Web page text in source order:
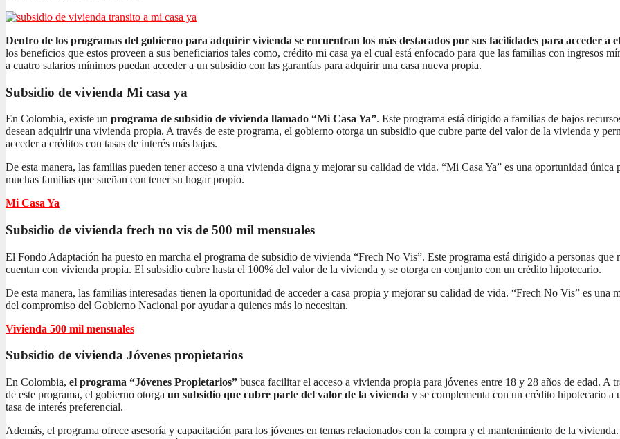
Dentro de los programas del gobierno para adquirir vivienda se encuentran los más destacados por sus facilidades para acceder a
los beneficios que estos proveen a sus beneficiarios tales como, crédito mi casa ya el cual está enfocado para que las familias con ingresos
a cuatro salarios mínimos puedan acceder a un subsidio con las garantías para adquirir una casa nueva propia.
Subsidio de vivienda Mi casa ya
En Colombia, existe un programa de subsidio de vivienda llamado “Mi Casa Ya”. Este programa está dirigido a familias de bajos
desean adquirir una vivienda propia. A través de este programa, el gobierno otorga un subsidio que cubre parte del valor de la vivienda y
acceder a créditos con tasas de interés más bajas.
De esta manera, las familias pueden tener acceso a una vivienda digna y mejorar su calidad de vida. “Mi Casa Ya” es una oportunidad única
muchas familias que sueñan con tener su hogar propio.
Mi Casa Ya
Subsidio de vivienda frech no vis de 500 mil mensuales
El Fondo Adaptación ha puesto en marcha el programa de subsidio de vivienda “Frech No Vis”. Este programa está dirigido a personas que
cuentan con vivienda propia. El subsidio cubre hasta el 100% del valor de la vivienda y se otorga en conjunto con un crédito hipotecario.
De esta manera, las familias interesadas tienen la oportunidad de acceder a casa propia y mejorar su calidad de vida. “Frech No Vis” es una
del compromiso del Gobierno Nacional por ayudar a quienes más lo necesitan.
Vivienda 500 mil mensuales
Subsidio de vivienda Jóvenes propietarios
En Colombia, el programa “Jóvenes Propietarios” busca facilitar el acceso a vivienda propia para jóvenes entre 18 y 28 años de edad. A
de este programa, el gobierno otorga un subsidio que cubre parte del valor de la vivienda y se complementa con un crédito hipotecario a
tasa de interés preferencial.
Además, el programa ofrece asesoría y capacitación para los jóvenes en temas relacionados con la compra y el mantenimiento de la